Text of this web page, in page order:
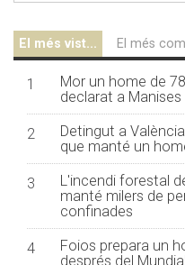
El més vist... El més
1
Mor un home de
declarat a Manises
2
Detingut a
que manté un
3
L'incendi forestal
manté milers de
confinades
4
Foios prepara un
després del Mundial